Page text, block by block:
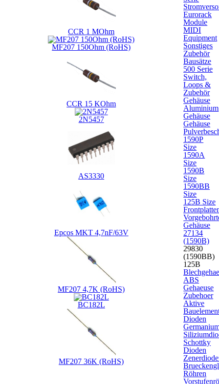
CCR 1 MOhm
MF207 150Ohm (RoHS)
CCR 15 KOhm
2N5457
AS3330
Epcos MKT 4,7nF/63V
MF207 4,7K (RoHS)
BC182L
MF207 36K (RoHS)
Eurorack
Module
MIDI
Equipment
Sonstiges
Zubehör
Bausätze
500 Serie
Switch,
Loops &
Zubehör
Gehäuse
Aluminium
Gehäuse
Gehäuse
1590P
Size
1590A
Size
1590B
Size
1590BB
Size
125B Size
Gehäuse
27134
(1590B)
29830
(1590BB)
125B
ABS
Gehaeuse
Zubehoer
Aktive
Dioden
Schottky
Dioden
Röhren